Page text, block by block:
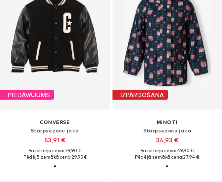
PIEDĀVĀJUMS
CONVERSE
Starpsezonu jaka
53,91 €
Sākotnējā cena: 79,90 €
Pēdējā zemākā cena:29,95 €
IZPĀRDOŠANA
MINOTI
Starpsezonu jaka
34,93 €
Sākotnējā cena: 49,90 €
Pēdējā zemākā cena:27,94 €